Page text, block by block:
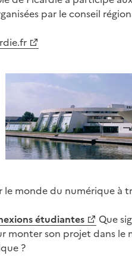
par le conseil
monde du numérique à
étudiantes
Que
monter son projet dans le
?